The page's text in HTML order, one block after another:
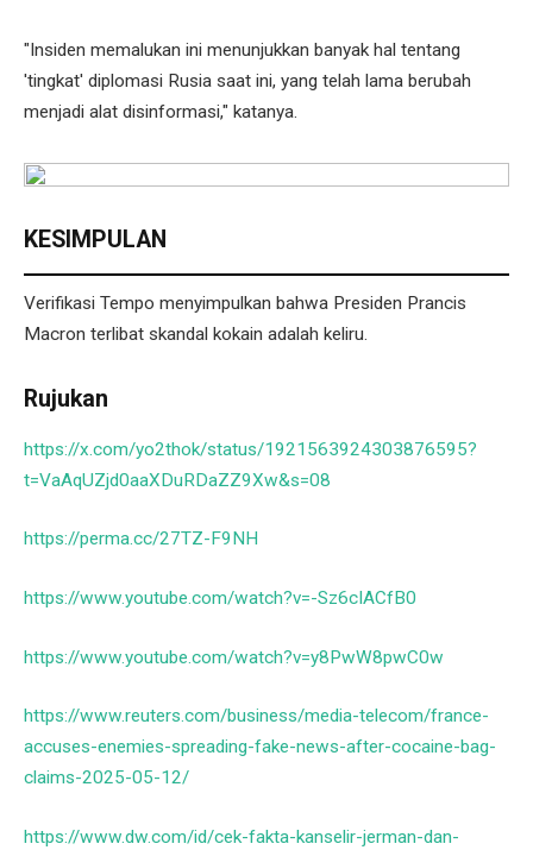
"Insiden memalukan ini menunjukkan banyak hal tentang
'tingkat' diplomasi Rusia saat ini, yang telah lama berubah
menjadi alat disinformasi," katanya.
KESIMPULAN
Verifikasi Tempo menyimpulkan bahwa Presiden Prancis
Macron terlibat skandal kokain adalah keliru.
Rujukan
https://x.com/yo2thok/status/1921563924303876595?
t=VaAqUZjd0aaXDuRDaZZ9Xw&s=08
https://perma.cc/27TZ-F9NH
https://www.youtube.com/watch?v=-Sz6cIACfB0
https://www.youtube.com/watch?v=y8PwW8pwC0w
https://www.reuters.com/business/media-telecom/france-
accuses-enemies-spreading-fake-news-after-cocaine-bag-
claims-2025-05-12/
https://www.dw.com/id/cek-fakta-kanselir-jerman-dan-